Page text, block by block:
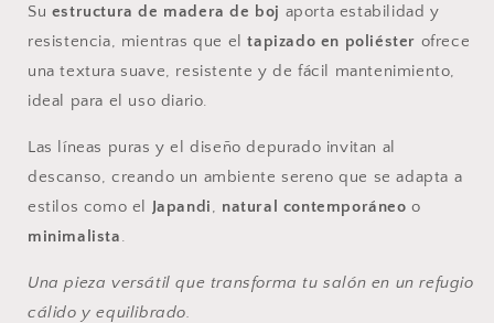
Su estructura de madera de boj aporta estabilidad y
resistencia, mientras que eltapizado en poliéster ofrece
una textura suave, resistente y de fácil mantenimiento,
ideal para el uso diario.
Las líneas puras y el diseño depurado invitan al
descanso, creando un ambiente sereno que se adapta a
estilos como el Japandi, natural contemporáneo o
minimalista.
Una pieza versátil que transforma tu salón en un refugio
cálido y equilibrado.